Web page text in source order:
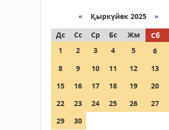
« Қыркүйек 2025 »
Дс
Сс Ср Бс Жм Сб
1
2 3 4 5 6
8
9 10 11 12 13
15
16 17 18 19 20
22
23 24 25 26 27
29
30